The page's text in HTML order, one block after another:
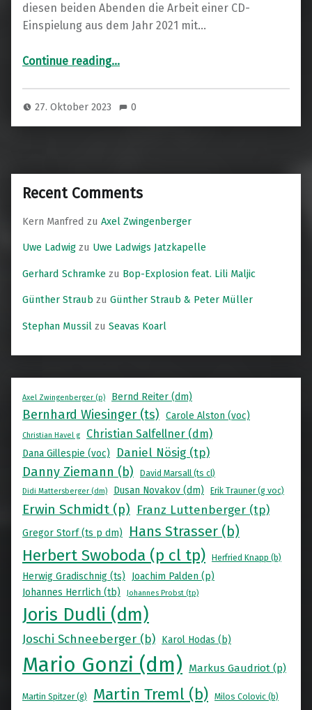
diesen beiden Abenden die Arbeit einer CD-
Einspielung aus dem Jahr 2021 mit…
Continue reading“Notes & Tones Jazzorchestra feat. Jim Rotondi”
…
27. Oktober 2023 0
Recent Comments
Kern Manfred zu Axel Zwingenberger
Uwe Ladwig zu Uwe Ladwigs Jatzkapelle
Gerhard Schramke zu Bop-Explosion feat. Lili Maljic
Günther Straub zu Günther Straub & Peter Müller
Stephan Mussil zu Seavas Koarl
Axel Zwingenberger (p) Bernd Reiter (dm)
Bernhard Wiesinger (ts) Carole Alston (voc)
Christian Havel g Christian Salfellner (dm)
Dana Gillespie (voc) Daniel Nösig (tp)
Danny Ziemann (b) David Marsall (ts cl)
Didi Mattersberger (dm) Dusan Novakov (dm) Erik Trauner (g voc)
Erwin Schmidt (p) Franz Luttenberger (tp)
Gregor Storf (ts p dm) Hans Strasser (b)
Herbert Swoboda (p cl tp) Herfried Knapp (b)
Herwig Gradischnig (ts)
Joachim Palden (p)
Johannes Herrlich (tb)
Johannes Probst (tp)
Joris Dudli (dm)
Joschi Schneeberger (b) Karol Hodas (b)
Mario Gonzi (dm) Markus Gaudriot (p)
Martin Spitzer (g) Martin Treml (b) Milos Colovic (b)